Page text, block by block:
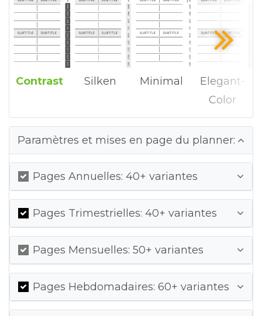
Contrast Silken Minimal
Elegant-
Color
Paramètres et mises en page du planner:
Pages Annuelles: 40+ variantes
Pages Trimestrielles: 40+ variantes
Pages Mensuelles: 50+ variantes
Pages Hebdomadaires: 60+ variantes